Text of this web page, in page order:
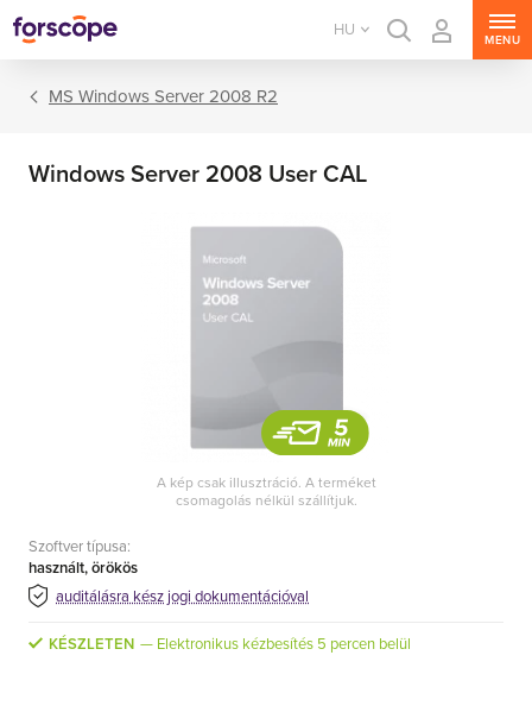
HU
MENU
MS Exchange Server
MS SharePoint Server
MS Skype for Business Server
MS System Center
Server CALs
MS Windows Server 2008 R2
Windows Server 2008 User CAL
A kép csak illusztráció. A terméket
csomagolás nélkül szállítjuk.
Szoftver típusa:
használt, örökös
auditálásra kész jogi dokumentációval
KÉSZLETEN Elektronikus kézbesítés 5 percen belül